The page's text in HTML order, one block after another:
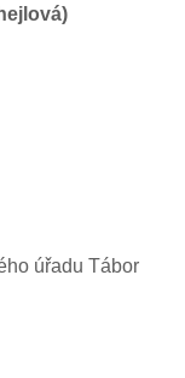
úřadu Tábor